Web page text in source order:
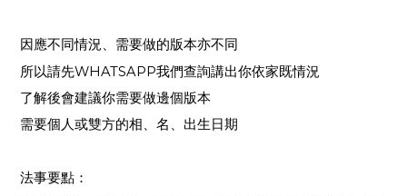
因應不同情況、需要做的版本亦不同
所以請先WHATSAPP我們查詢講出你依家既情況
了解後會建議你需要做邊個版本
需要個人或雙方的相、名、出生日期
法事要點：